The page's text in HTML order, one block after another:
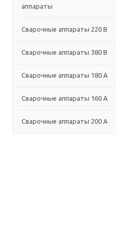
аппараты
Сварочные аппараты 220 В
Сварочные аппараты 380 В
Сварочные аппараты 180 А
Сварочные аппараты 160 А
Сварочные аппараты 200 А